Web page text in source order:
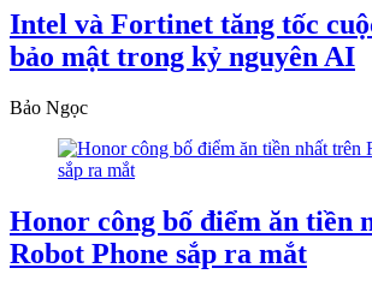
Intel và Fortinet tăng tốc
bảo mật trong kỷ nguyên AI
Bảo Ngọc
Honor công bố điểm ăn tiền
Robot Phone sắp ra mắt